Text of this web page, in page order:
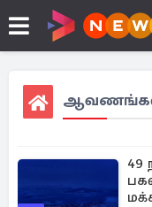
ஆவணங்கள் -
49